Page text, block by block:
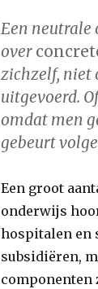
Een neutrale
over
zichzelf, niet
uitgevoerd.
omdat men
gebeurt
Een groot
onderwijs
hospitalen en
subsidiëren,
componenten